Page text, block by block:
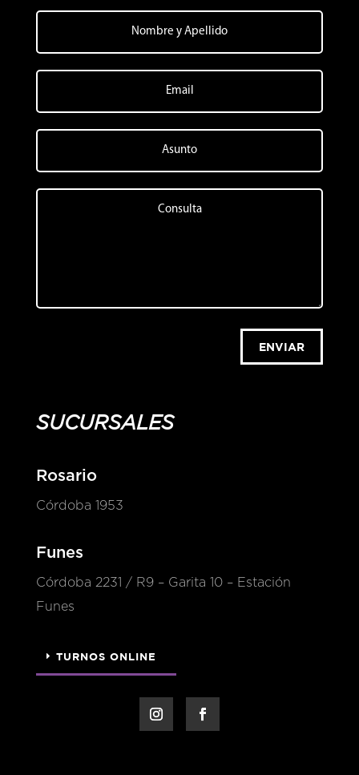
ENVIAR
SUCURSALES
Rosario
Córdoba 1953
Funes
Córdoba 2231 / R9 – Garita 10 – Estación
Funes
TURNOS ONLINE